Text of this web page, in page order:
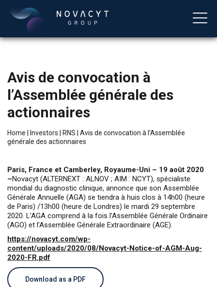
English
Avis de convocation à
l’Assemblée générale des
actionnaires
Home Investors RNS
Avis de convocation à l’Assemblée
générale des actionnaires
Paris, France et Camberley, Royaume-Uni – 19 août 2020
–Novacyt (ALTERNEXT : ALNOV ; AIM : NCYT), spécialiste
mondial du diagnostic clinique, annonce que son Assemblée
Générale Annuelle (AGA) se tiendra à huis clos à 14h00 (heure
de Paris) /13h00 (heure de Londres) le mardi 29 septembre
2020. L’AGA comprend à la fois l’Assemblée Générale Ordinaire
(AGO) et l’Assemblée Générale Extraordinaire (AGE).
https://novacyt.com/wp-
content/uploads/2020/08/Novacyt-Notice-of-AGM-Aug-
2020-FR.pdf
Download as a PDF